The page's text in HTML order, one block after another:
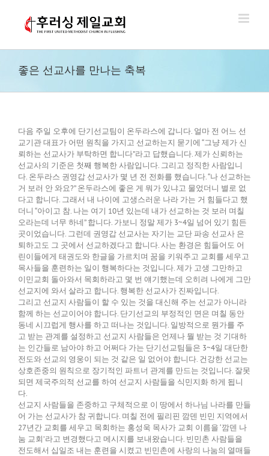
좋은 선교사를 만나는 축복
다음 주일 오후에 단기선교팀이 온두라스에 갑니다. 얼마 전 어느 선
교기관 대표가 어떤 원칙을 가지고 선교하는지 묻기에 “그냥 제가 신
뢰하는 선교사가 부탁하면 합니다”라고 답했습니다. 제가 신뢰하는
선교사의 기준은 첫째 행복한 사람입니다. 그리고 정직한 사람입니
다. 온두라스 권영갑 선교사가 몇 년 전 전화를 했습니다. “나 선교하는
거 보러 안 와요?” 온두라스에 좋은 게 뭐가 있냐고 물었더니 별로 없
다고 합니다. 그래서 내 나이에 고생스러운 나라 가는 거 힘들다고 했
더니 “아이고 참. 나는 여기 10년 있는데 내가 선교하는 것 보러 며칠
오라는데 너무 하네” 합니다. 가보니 정말 제가 3~4일 넘어 있기 힘든
곳이었습니다. 그런데 권영갑 선교사는 자기는 교단 파송 선교사 은
퇴하고도 그 곳에서 선교하겠다고 합니다. 사는 환경은 힘들어도 어
린이들에게 태권도와 한글을 가르치며 꿈을 키워주고 교회를 세우고
목사들을 훈련하는 일이 행복하다는 것입니다. 제가 고생 그만하고
이민교회 돌아와서 목회하라고 몇 번 얘기했는데 오히려 나에게 그만
선교지에 와서 살라고 합니다. 행복한 선교사가 진짜입니다.
그리고 선교지 사람들이 할 수 있는 것을 대신해 주는 선교가 아니라
함께 하는 선교이어야 합니다. 단기선교의 부정적인 면은 며칠 동안
동네 시끄럽게 행사를 하고 떠나는 것입니다. 일방적으로 뭔가를 주
고 받는 관계를 설정하고 선교지 사람들은 언제나 뭘 받는 것 기대하
는 인간들로 남아야 하고 어쩌다 가는 단기선교팀들은 3~4일 대단한
전도와 선교의 영웅이 되는 것 같은 일 없어야 합니다. 건강한 선교는
상호존중의 원칙으로 장기적인 파트너 관계를 만드는 것입니다. 잘못
되면 제국주의적 선교를 하여 선교지 사람들을 식민지화 하게 됩니
다.
선교지 사람들을 존중하고 구체적으로 이 땅에서 하나님 나라를 만들
어 가는 선교사가 참 귀합니다. 며칠 전에 필리핀 깜덴 빈민 지역에서
27년간 교회를 세우고 목회하는 홍성욱 목사가 교회 이름을 ‘깜덴 나
눔 교회’라고 변경했다고 메시지를 보내왔습니다. 빈민촌 사람들을
전도해서 십일조 내는 훈련을 시켰고 빈민촌에 사랑의 나눔의 열매들